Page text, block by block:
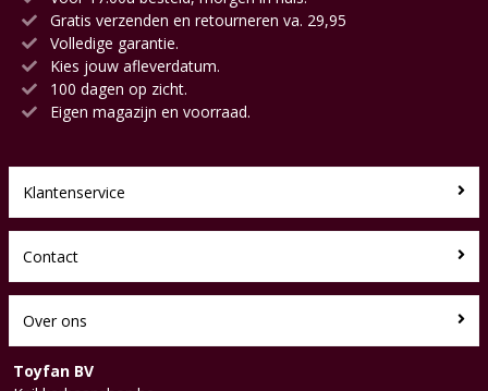
Gratis verzenden en retourneren va. 29,95
Volledige garantie.
Kies jouw afleverdatum.
100 dagen op zicht.
Eigen magazijn en voorraad.
Klantenservice
Contact
Over ons
Toyfan BV